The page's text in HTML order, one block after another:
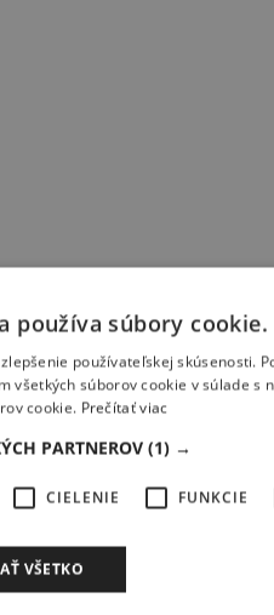
Kitesurferiba za 29,90 € !
používa súbory cookie.
používateľskej skúsenosti.
všetkých súborov cookie v súlade s
cookie. Prečítať viac
PARTNEROV (1) →
CIELENIE FUNKCIE
VŠETKO